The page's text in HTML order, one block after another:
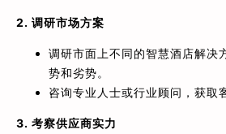
2. 调研市场方案
调研市面上不同的智慧酒店解决
势和劣势。
咨询专业人士或行业顾问，获取
3. 考察供应商实力